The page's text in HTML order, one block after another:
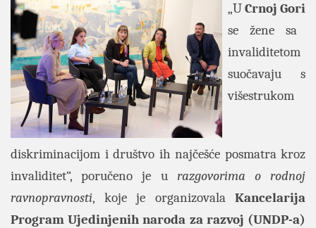
„UCrnoj Gori
se žene sa
invaliditetom
suočavaju s
višestrukom
diskriminacijom i društvo ih najčešće posmatra kroz
invaliditet“, poručeno je u razgovorima o rodnoj
ravnopravnosti, koje je organizovala Kancelarija
Program Ujedinjenih naroda za razvoj (UNDP-a)